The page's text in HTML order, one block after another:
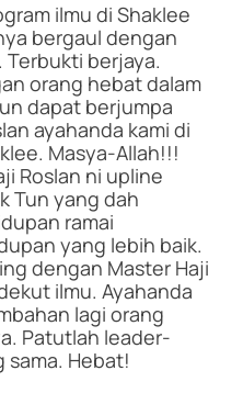
ilmu di Shaklee
bergaul dengan
berjaya.
orang hebat dalam
dapat berjumpa
ayahanda kami di
Masya-Allah!!!
Roslan ni upline
Tun yang dah
ramai
yang lebih baik.
dengan Master Haji
ilmu. Ayahanda
lagi orang
Patutlah leader-
Hebat!